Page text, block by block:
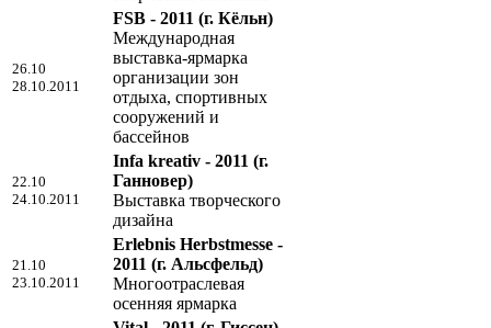
26.10
28.10.2011
FSB - 2011 (г. Кёльн)
Международная
выставка-ярмарка
организации зон
отдыха, спортивных
сооружений и
бассейнов
22.10
24.10.2011
Infa kreativ - 2011 (г.
Ганновер)
Выставка творческого
дизайна
21.10
23.10.2011
Erlebnis Herbstmesse -
2011 (г. Альсфельд)
Многоотраслевая
осенняя ярмарка